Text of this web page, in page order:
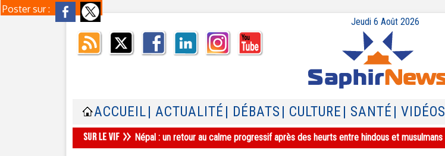
Poster sur :
Jeudi 6 Août 2026
ACCUEIL | ACTUALITÉ | DÉBATS | CULTURE | SANTÉ | VIDÉOS
Népal : un retour au calme progressif après des heurts entre hindous et musulmans